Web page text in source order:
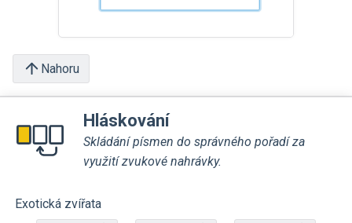
Nahoru
Hláskování
Skládání písmen do správného pořadí za
využití zvukové nahrávky.
Exotická zvířata